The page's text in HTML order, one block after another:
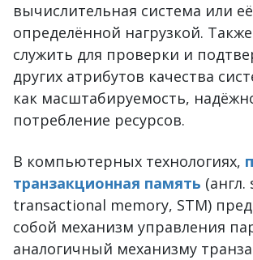
вычислительная система или
определённой нагрузкой.
служить для проверки и
других атрибутов качества
как масштабируемость,
потребление ресурсов.
В компьютерных технологиях,
транзакционная память
transactional memory, SТМ)
собой механизм управления
аналогичный механизму